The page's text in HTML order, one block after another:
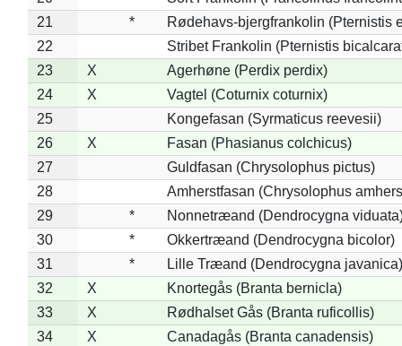
21
*
Rødehavs-bjergfrankolin (Pternistis
22
Stribet Frankolin (Pternistis
23
X
Agerhøne (Perdix perdix)
24
X
Vagtel (Coturnix coturnix)
25
Kongefasan (Syrmaticus reevesii)
26
X
Fasan (Phasianus colchicus)
27
Guldfasan (Chrysolophus pictus)
28
Amherstfasan (Chrysolophus
29
*
Nonnetræand (Dendrocygna
30
*
Okkertræand (Dendrocygna bicolor)
31
*
Lille Træand (Dendrocygna javanica)
32
X
Knortegås (Branta bernicla)
33
X
Rødhalset Gås (Branta ruficollis)
34
X
Canadagås (Branta canadensis)